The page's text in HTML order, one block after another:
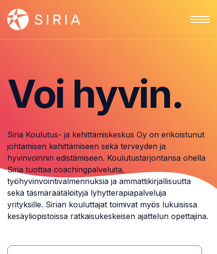
Voi hyvin.
Siria Koulutus- ja kehittämiskeskus Oy on erikoistunut
johtamisen kehittämiseen sekä terveyden ja
hyvinvoinnin edistämiseen. Koulutustarjontansa ohella
Siria tuottaa coachingpalveluita,
työhyvinvointivalmennuksia ja ammattikirjallisuutta
sekä täsmäräätälöityjä lyhytterapiapalveluja
yrityksille. Sirian kouluttajat toimivat myös lukuisissa
kesäyliopistoissa ratkaisukeskeisen ajattelun opettajina.